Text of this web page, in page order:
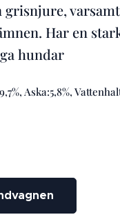
grisnjure,
Har en
hundar
Aska:5,8%,